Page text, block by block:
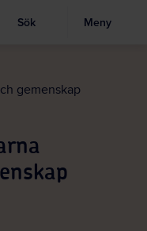
Visa sökruta
Sök Meny
gemenskap